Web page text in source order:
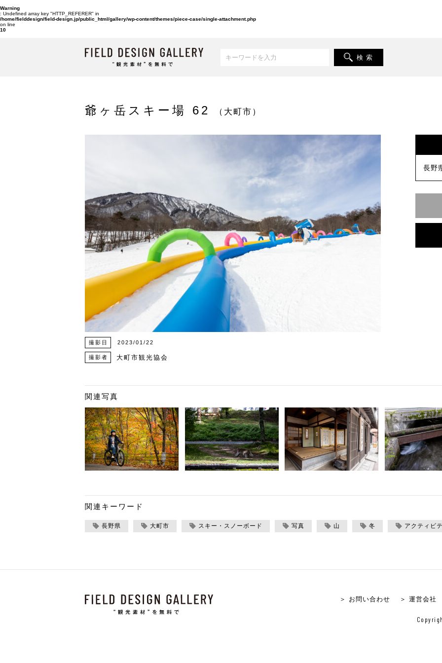
Warning
: Undefined array key "HTTP_REFERER" in
/home/fielddesign/field-design.jp/public_html/gallery/wp-content/themes/piece-case/single-attachment.php
on line
10
検 索
爺ヶ岳スキー場 62 （大町市）
撮影日 2023/01/22
撮影者 大町市観光協会
長野
関連写真
関連キーワード
長野県 大町市 スキー・スノーボード 写真 山 冬 アクティビ
＞ お問い合わせ ＞ 運営会社